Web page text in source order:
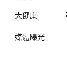
大健康
媒體曝光